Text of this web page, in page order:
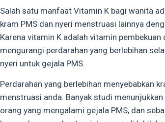
Salah satu manfaat Vitamin K bagi wanita
kram PMS dan nyeri menstruasi lainnya
Karena vitamin K adalah vitamin
mengurangi perdarahan yang berlebihan
nyeri untuk gejala PMS.
Perdarahan yang berlebihan menyebabkan
menstruasi anda. Banyak studi
orang yang mengalami gejala PMS, dan